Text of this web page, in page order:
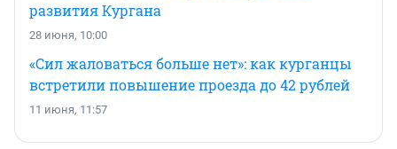
развития Кургана
28 июня, 10:00
«Сил жаловаться больше нет»: как курганцы
встретили повышение проезда до 42 рублей
11 июня, 11:57